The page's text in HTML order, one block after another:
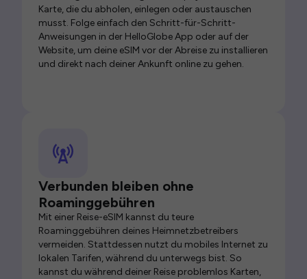
Karte, die du abholen, einlegen oder austauschen
musst. Folge einfach den Schritt-für-Schritt-
Anweisungen in der HelloGlobe App oder auf der
Website, um deine eSIM vor der Abreise zu installieren
und direkt nach deiner Ankunft online zu gehen.
Verbunden bleiben ohne
Roaminggebühren
Mit einer Reise-eSIM kannst du teure
Roaminggebühren deines Heimnetzbetreibers
vermeiden. Stattdessen nutzt du mobiles Internet zu
lokalen Tarifen, während du unterwegs bist. So
kannst du während deiner Reise problemlos Karten,